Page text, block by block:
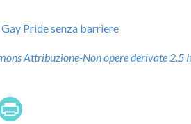
Pride senza barriere
Attribuzione-Non opere derivate 2.5